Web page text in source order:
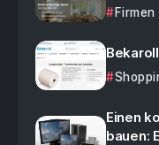
Einen
bauen: